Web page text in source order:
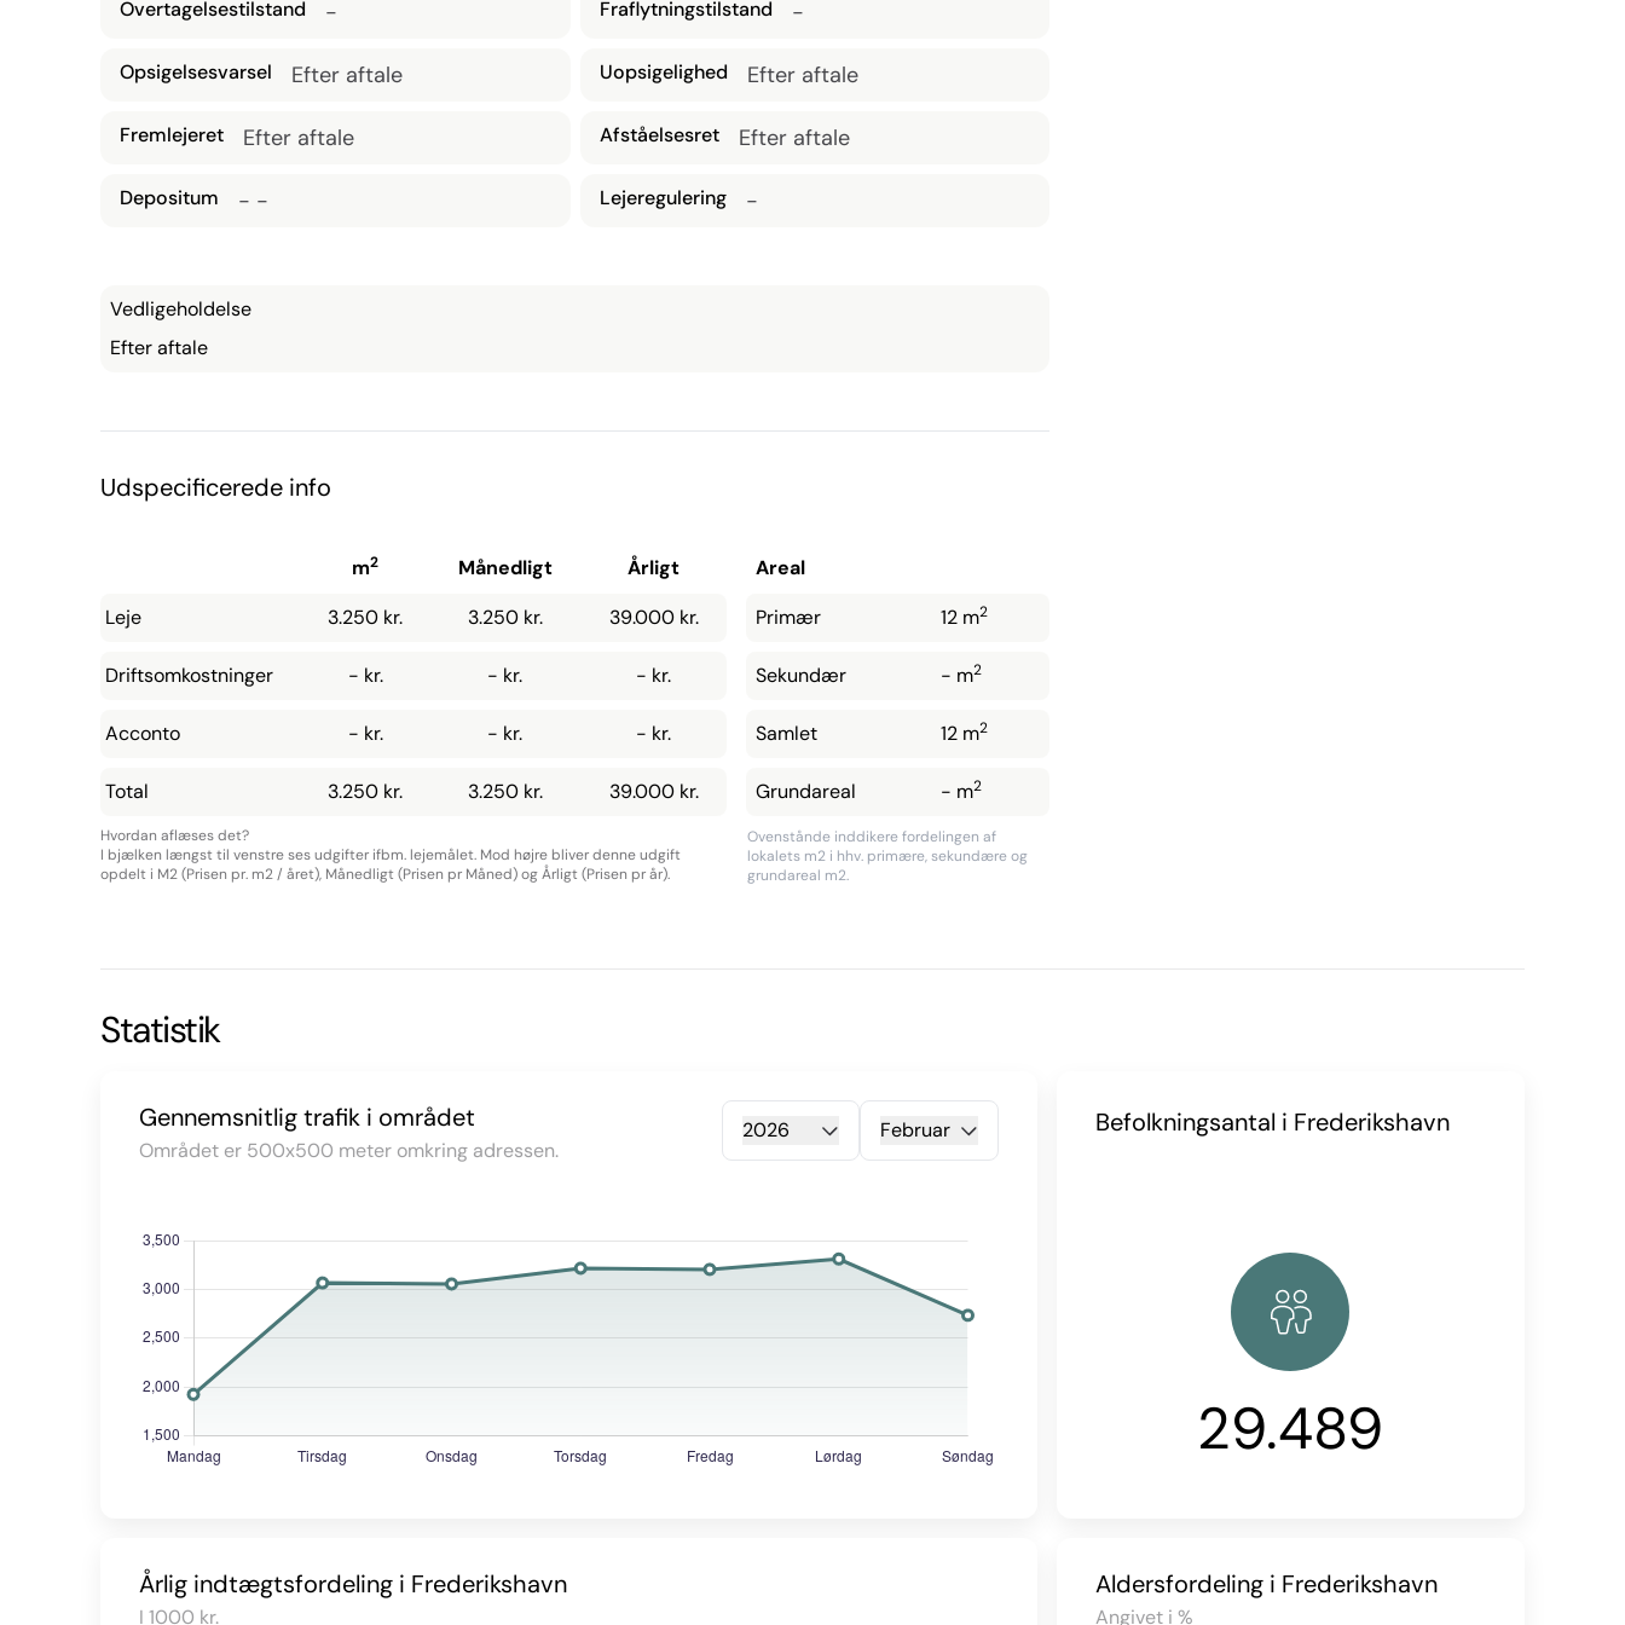
Overtagelsestilstand - Fraflytningstilstand -
Opsigelsesvarsel Efter aftale Uopsigelighed Efter aftale
Fremlejeret Efter aftale Afståelsesret Efter aftale
Depositum - - Lejeregulering -
Vedligeholdelse
Efter aftale
Udspecificerede info
m2 Månedligt
Årligt
Leje
3.250 kr. 3.250 kr. 39.000 kr.
Driftsomkostninger - kr. - kr. - kr.
Acconto - kr. - kr. - kr.
Total 3.250 kr. 3.250 kr. 39.000 kr.
Hvordan aflæses det?
I bjælken længst til venstre ses udgifter ifbm. lejemålet. Mod højre bliver denne udgift
opdelt i M2 (Prisen pr. m2 / året), Månedligt (Prisen pr Måned) og Årligt (Prisen pr år).
Areal
Primær
12 m2
Sekundær - m2
Samlet 12 m2
Grundareal - m2
Ovenstånde inddikere fordelingen af
lokalets m2 i hhv. primære, sekundære og
grundareal m2.
Statistik
Gennemsnitlig trafik i området
Området er 500x500 meter omkring adressen.
2026 Februar Befolkningsantal i Frederikshavn
29.489
Årlig indtægtsfordeling i Frederikshavn
I 1000 kr.
Aldersfordeling i Frederikshavn
Angivet i %